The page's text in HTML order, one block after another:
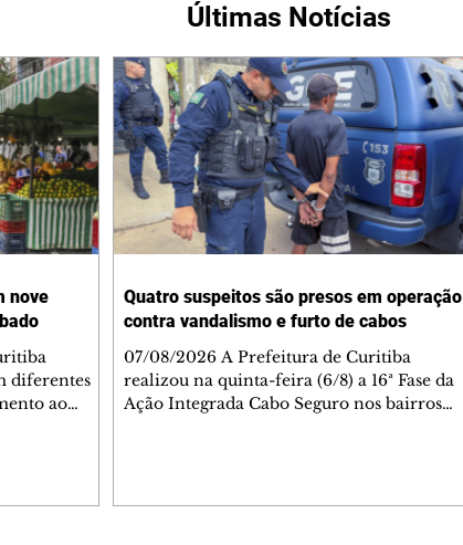
Últimas Notícias
nove
diferentes
ao
Quatro suspeitos são presos em operação
contra vandalismo e furto de cabos
07/08/2026 A Prefeitura de Curitiba
realizou na quinta-feira (6/8) a 16ª Fase da
Ação Integrada Cabo Seguro nos bairros